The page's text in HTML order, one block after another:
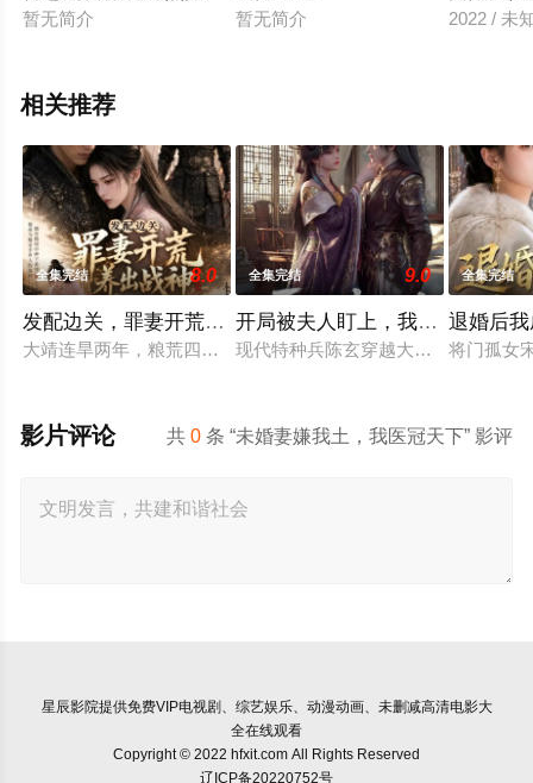
暂无简介 暂无简介 2022 / 未
相关推荐
全集完结 8.0
发配边关，罪妻开荒养出战神第三季
大靖连旱两年，粮荒四起，战火燃遍辽东。末世后勤员苏禾穿
全集完结 9.0
开局被夫人盯上，我反手称霸大
现代特种兵陈玄穿越大周，开局沦为
全集完结
退婚后
将门孤女
共0 条 “未婚妻嫌我土，我医冠天下” 影评
影片评论
星辰影院提供免费VIP电视剧、综艺娱乐、动漫动画、未删减高清电影大
全在线观看
Copyright © 2022 hfxit.com All Rights Reserved
辽ICP备20220752号